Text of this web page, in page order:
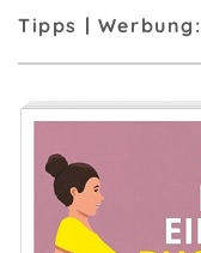
Tipps | Werbung: